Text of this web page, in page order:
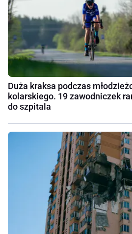
Duża kraksa podczas
kolarskiego. 19 zawodniczek
do szpitala